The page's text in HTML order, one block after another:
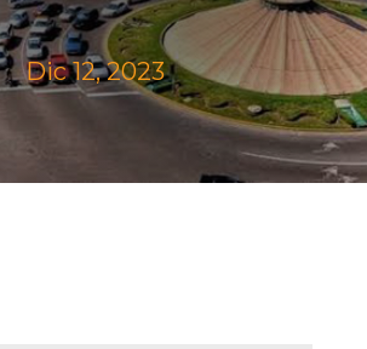
Dic 12, 2023